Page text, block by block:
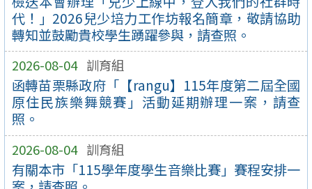
代！」2026兒少培力工作坊報名簡章，敬請協助
轉知並鼓勵貴校學生踴躍參與，請查照。
2026-08-04 訓育組
函轉苗栗縣政府「【rangu】115年度第二屆全國
原住民族樂舞競賽」活動延期辦理一案，請查
照。
2026-08-04 訓育組
有關本市「115學年度學生音樂比賽」賽程安排一